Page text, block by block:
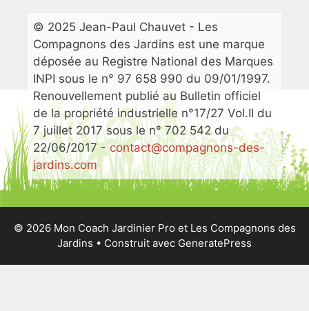
© 2025 Jean-Paul Chauvet - Les
Compagnons des Jardins est une marque
déposée au Registre National des Marques
INPI sous le n° 97 658 990 du 09/01/1997.
Renouvellement publié au Bulletin officiel
de la propriété industrielle n°17/27 Vol.II du
7 juillet 2017 sous le n° 702 542 du
22/06/2017 -contact@compagnons-des-
jardins.com
© 2026 Mon Coach Jardinier Pro et Les Compagnons des
Jardins • Construit avec GeneratePress